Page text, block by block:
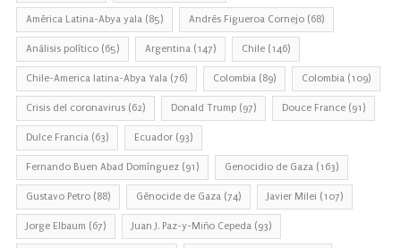
América Latina-Abya yala (85) Andrés Figueroa Cornejo (68)
Análisis político (65) Argentina (147) Chile (146)
Chile-America latina-Abya Yala (76) Colombia (89) Colombia (109)
Crisis del coronavirus (62) Donald Trump (97) Douce France (91)
Dulce Francia (63) Ecuador (93)
Fernando Buen Abad Domínguez (91) Genocidio de Gaza (163)
Gustavo Petro (88) Génocide de Gaza (74) Javier Milei (107)
Jorge Elbaum (67) Juan J. Paz-y-Miño Cepeda (93)